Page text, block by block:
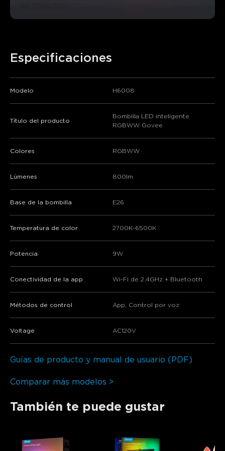
Especificaciones
Modelo H6008
Título del producto
Bombilla LED inteligente
RGBWW Govee
Colores RGBWW
Lúmenes 800lm
Base de la bombilla E26
Temperatura de color 2700K-6500K
Potencia 9W
Conectividad de la app Wi-Fi de 2.4GHz + Bluetooth
Métodos de control App, Control por voz
Voltage AC120V
Guías de producto y manual de usuario (PDF)
Comparar más modelos >
También te puede gustar
close